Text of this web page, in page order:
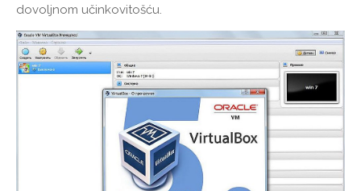
dovoljnom učinkovitošću.